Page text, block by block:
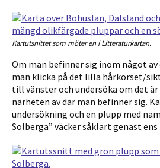
Kartutsnittet som möter en i Litteraturkartan.
Om man befinner sig inom något av
man klicka på det lilla hårkorset/
till vänster och undersöka om det
närheten av där man befinner sig.
undersökning och en plupp med
Solberga” väcker såklart genast